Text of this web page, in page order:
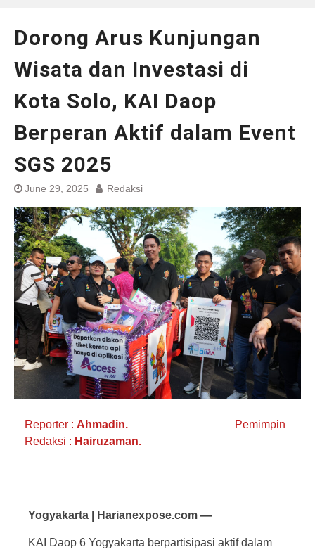
Dorong Arus Kunjungan
Wisata dan Investasi di
Kota Solo, KAI Daop
Berperan Aktif dalam Event
SGS 2025
June 29, 2025 Redaksi
Reporter : Ahmadin.
Pemimpin
Redaksi : Hairuzaman.
Yogyakarta | Harianexpose.com —
KAI Daop 6 Yogyakarta berpartisipasi aktif dalam